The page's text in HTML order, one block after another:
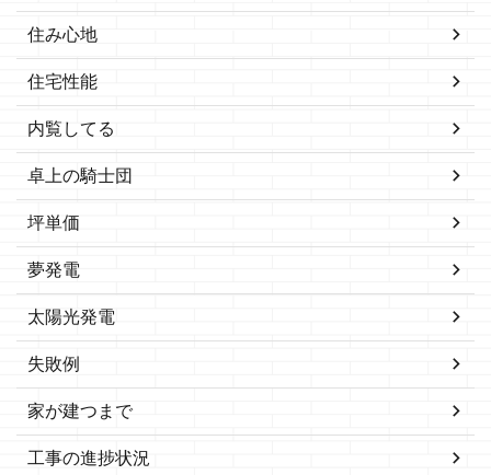
住み心地
住宅性能
内覧してる
卓上の騎士団
坪単価
夢発電
太陽光発電
失敗例
家が建つまで
工事の進捗状況